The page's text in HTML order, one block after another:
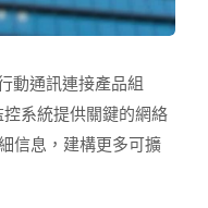
動通訊連接產品組
系統提供關鍵的網絡
信息，建構更多可擴